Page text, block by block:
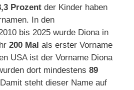
Prozent der Kinder haben
In den
bis 2025 wurde Diona in
200 Mal als erster Vorname
USA ist der Vorname Diona
dort mindestens 89
steht dieser Name auf